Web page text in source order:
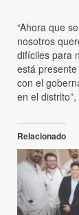
“Ahora que
nosotros
difíciles para
está
con el
en el
Relacionado